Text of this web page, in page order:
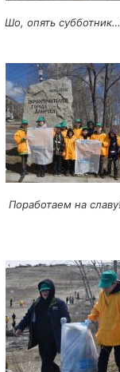
Шо, опять
Поработаем на